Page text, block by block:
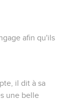
afin qu'ils
il dit à sa
une belle